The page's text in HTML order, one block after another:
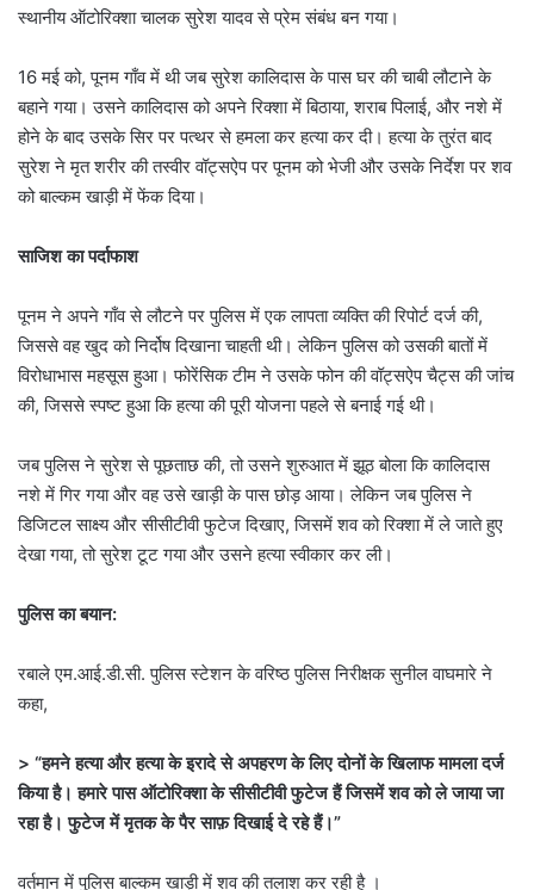
स्थानीय ऑटोरिक्शा चालक सुरेश यादव से प्रेम संबंध बन गया।
16 मई को, पूनम गाँव में थी जब सुरेश कालिदास के पास घर की चाबी लौटाने के
बहाने गया। उसने कालिदास को अपने रिक्शा में बिठाया, शराब पिलाई, और नशे में
होने के बाद उसके सिर पर पत्थर से हमला कर हत्या कर दी। हत्या के तुरंत बाद
सुरेश ने मृत शरीर की तस्वीर वॉट्सऐप पर पूनम को भेजी और उसके निर्देश पर शव
को बाल्कम खाड़ी में फेंक दिया।
साजिश का पर्दाफाश
पूनम ने अपने गाँव से लौटने पर पुलिस में एक लापता व्यक्ति की रिपोर्ट दर्ज की,
जिससे वह खुद को निर्दोष दिखाना चाहती थी। लेकिन पुलिस को उसकी बातों में
विरोधाभास महसूस हुआ। फोरेंसिक टीम ने उसके फोन की वॉट्सऐप चैट्स की जांच
की, जिससे स्पष्ट हुआ कि हत्या की पूरी योजना पहले से बनाई गई थी।
जब पुलिस ने सुरेश से पूछताछ की, तो उसने शुरुआत में झूठ बोला कि कालिदास
नशे में गिर गया और वह उसे खाड़ी के पास छोड़ आया। लेकिन जब पुलिस ने
डिजिटल साक्ष्य और सीसीटीवी फुटेज दिखाए, जिसमें शव को रिक्शा में ले जाते हुए
देखा गया, तो सुरेश टूट गया और उसने हत्या स्वीकार कर ली।
पुलिस का बयान:
रबाले एम.आई.डी.सी. पुलिस स्टेशन के वरिष्ठ पुलिस निरीक्षक सुनील वाघमारे ने
कहा,
> “हमने हत्या और हत्या के इरादे से अपहरण के लिए दोनों के खिलाफ मामला दर्ज
किया है। हमारे पास ऑटोरिक्शा के सीसीटीवी फुटेज हैं जिसमें शव को ले जाया जा
रहा है। फुटेज में मृतक के पैर साफ़ दिखाई दे रहे हैं।”
वर्तमान में पुलिस बाल्कम खाड़ी में शव की तलाश कर रही है ।